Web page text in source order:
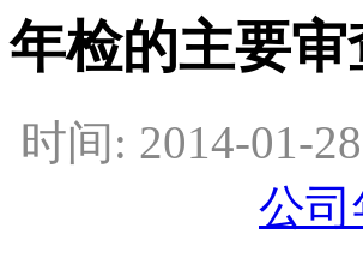
年检的主要
时间: 2014-01-
公司